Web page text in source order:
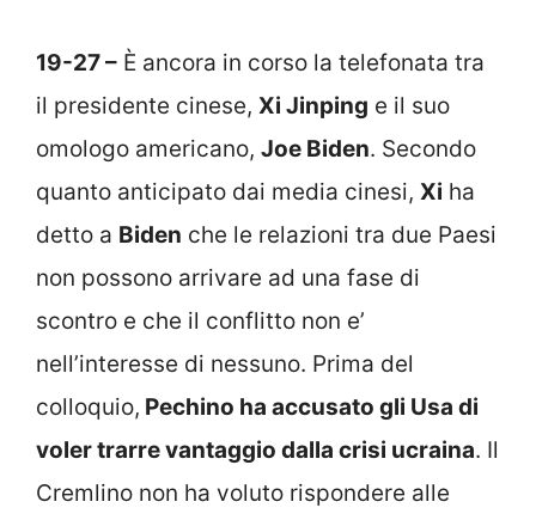
19-27 – È ancora in corso la telefonata tra
il presidente cinese, Xi Jinping e il suo
omologo americano, Joe Biden. Secondo
quanto anticipato dai media cinesi, Xi ha
detto a Biden che le relazioni tra due Paesi
non possono arrivare ad una fase di
scontro e che il conflitto non e’
nell’interesse di nessuno. Prima del
colloquio, Pechino ha accusato gli Usa di
voler trarre vantaggio dalla crisi ucraina. Il
Cremlino non ha voluto rispondere alle